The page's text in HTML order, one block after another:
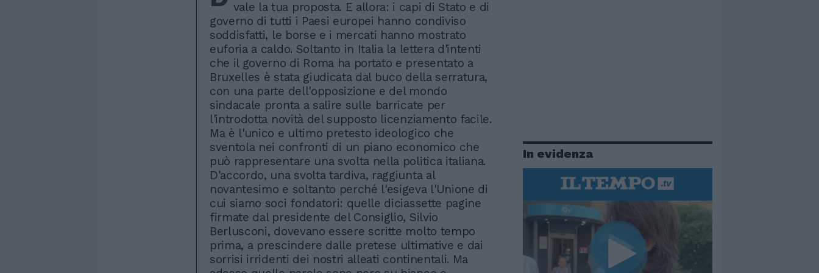
vale la tua proposta. E allora: i capi di Stato e di
governo di tutti i Paesi europei hanno condiviso
soddisfatti, le borse e i mercati hanno mostrato
euforia a caldo. Soltanto in Italia la lettera d'intenti
che il governo di Roma ha portato e presentato a
Bruxelles è stata giudicata dal buco della serratura,
con una parte dell'opposizione e del mondo
sindacale pronta a salire sulle barricate per
l'introdotta novità del supposto licenziamento facile.
Ma è l'unico e ultimo pretesto ideologico che
sventola nei confronti di un piano economico che
può rappresentare una svolta nella politica italiana.
D'accordo, una svolta tardiva, raggiunta al
novantesimo e soltanto perché l'esigeva l'Unione di
cui siamo soci fondatori: quelle diciassette pagine
firmate dal presidente del Consiglio, Silvio
Berlusconi, dovevano essere scritte molto tempo
prima, a prescindere dalle pretese ultimative e dai
sorrisi irridenti dei nostri alleati continentali. Ma
In evidenza